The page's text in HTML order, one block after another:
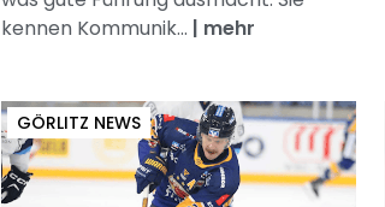
kennen Kommunik... | mehr
GÖRLITZ NEWS